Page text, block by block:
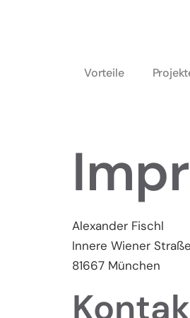
Vorteile
Alexander Fischl
Innere Wiener
81667 München